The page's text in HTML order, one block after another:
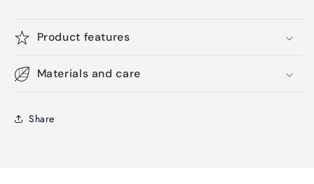
Product features
Materials and care
Share